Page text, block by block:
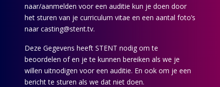
naar/aanmelden voor een auditie kun je doen door
het sturen van je curriculum vitae en een aantal foto’s
naar casting@stent.tv.
Deze Gegevens heeft STENT nodig om te
beoordelen of en je te kunnen bereiken als we je
willen uitnodigen voor een auditie. En ook om je een
bericht te sturen als we dat niet doen.